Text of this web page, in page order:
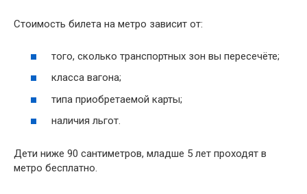
Стоимость билета на метро зависит от:
того, сколько транспортных зон вы пересечёте;
класса вагона;
типа приобретаемой карты;
наличия льгот.
Дети ниже 90 сантиметров, младше 5 лет проходят в
метро бесплатно.